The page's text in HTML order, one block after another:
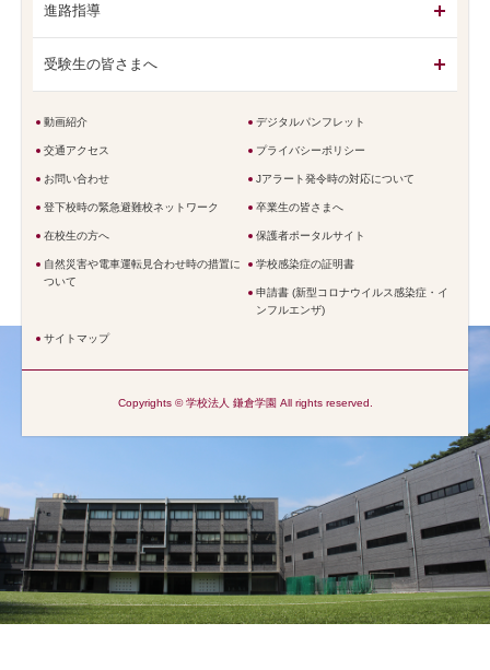
進路指導
受験生の皆さまへ
動画紹介 デジタルパンフレット
交通アクセス プライバシーポリシー
お問い合わせ Jアラート発令時の対応について
登下校時の緊急避難校ネットワーク 卒業生の皆さまへ
在校生の方へ 保護者ポータルサイト
自然災害や電車運転見合わせ時の措置に
ついて
学校感染症の証明書
申請書 (新型コロナウイルス感染症・イ
ンフルエンザ)
サイトマップ
Copyrights © 学校法人 鎌倉学園 All rights reserved.